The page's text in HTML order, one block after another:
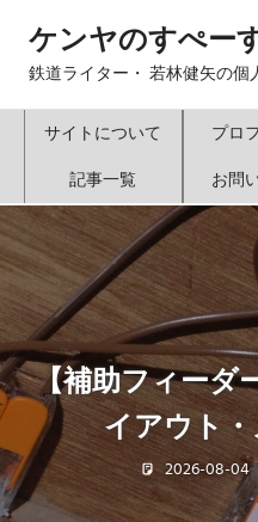
ン
キ
ッ
プ
ケンヤのすぺー
鉄道ライター・ 若林健矢の個
サイトについて プロ
記事一覧
お問
ケンヤ’Sミニレ
テナンス
若林 健矢
鉄道模型